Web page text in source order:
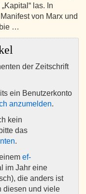
las. In
von Marx und
…
der Zeitschrift
ein Benutzerkonto
anzumelden.
kein
das
.
ef-
im Jahr eine
die anders ist
diesen und viele